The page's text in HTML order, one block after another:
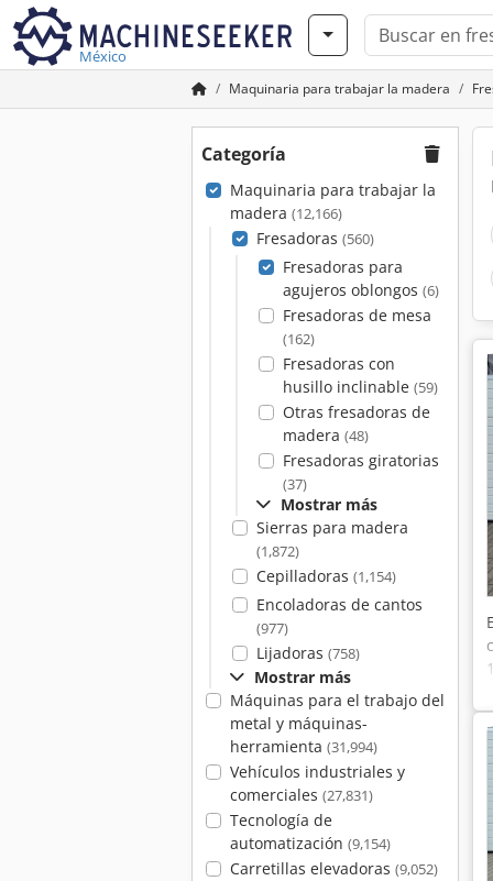
México
Maquinaria para trabajar la madera
Categoría
Maquinaria para trabajar la
madera (12,166)
Fresadoras (560)
Fresadoras para
agujeros oblongos (6)
Fresadoras de mesa
(162)
Fresadoras con
husillo inclinable (59)
Otras fresadoras de
madera (48)
Fresadoras giratorias
(37)
Mostrar más
Sierras para madera
(1,872)
Cepilladoras (1,154)
Encoladoras de cantos
(977)
Lijadoras (758)
Mostrar más
Máquinas para el trabajo del
metal y máquinas-
herramienta (31,994)
Vehículos industriales y
comerciales (27,831)
Tecnología de
automatización (9,154)
Carretillas elevadoras (9,052)